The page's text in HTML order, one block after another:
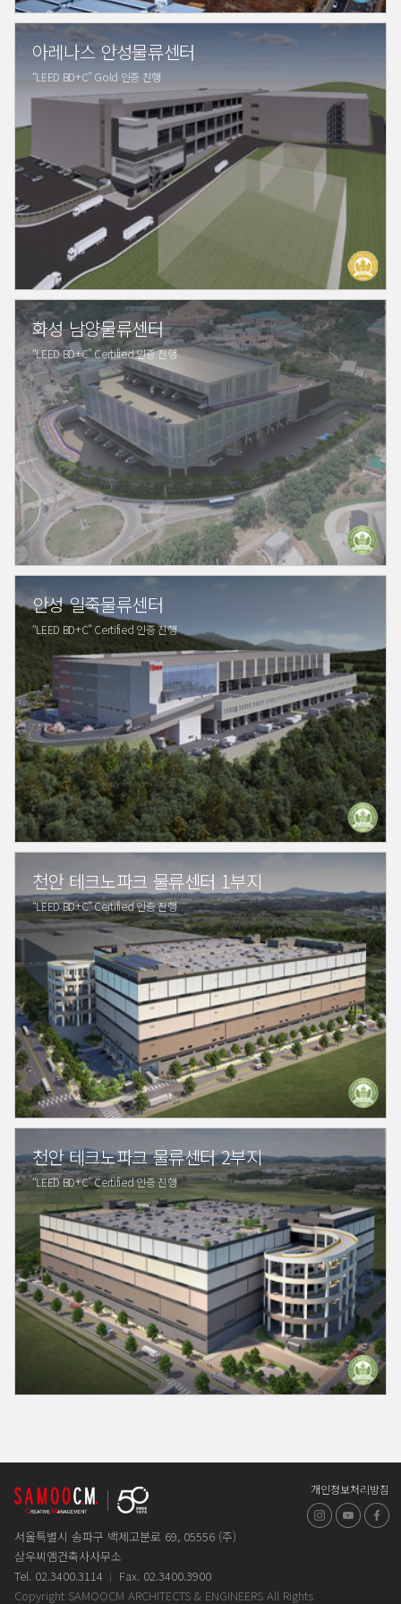
아레나스 안성물류센터
“LEED BD+C” Gold 인증 진행
화성 남양물류센터
“LEED BD+C” Certified 인증 진행
안성 일죽물류센터
“LEED BD+C” Certified 인증 진행
천안 테크노파크 물류센터 1부지
“LEED BD+C” Certified 인증 진행
천안 테크노파크 물류센터 2부지
“LEED BD+C” Certified 인증 진행
서울특별시 송파구 백제고분로 69, 05556 (주)
삼우씨엠건축사사무소
Tel. 02.3400.3114
Fax. 02.3400.3900
Copyright SAMOOCM ARCHITECTS & ENGINEERS All Rights
개인정보처리방침
인스타그램
유튜브페